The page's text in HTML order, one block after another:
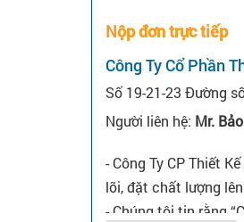
Nộp đơn trực tiếp
Công Ty Cổ Phần
Số 19-21-23 Đường
Người liên hệ: Mr. Bảo
- Công Ty CP Thiết
lõi, đặt chất lượng
- Chúng tôi tin rằng